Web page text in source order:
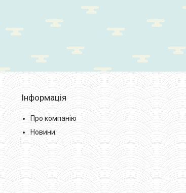
Інформація
Про компанію
Новини